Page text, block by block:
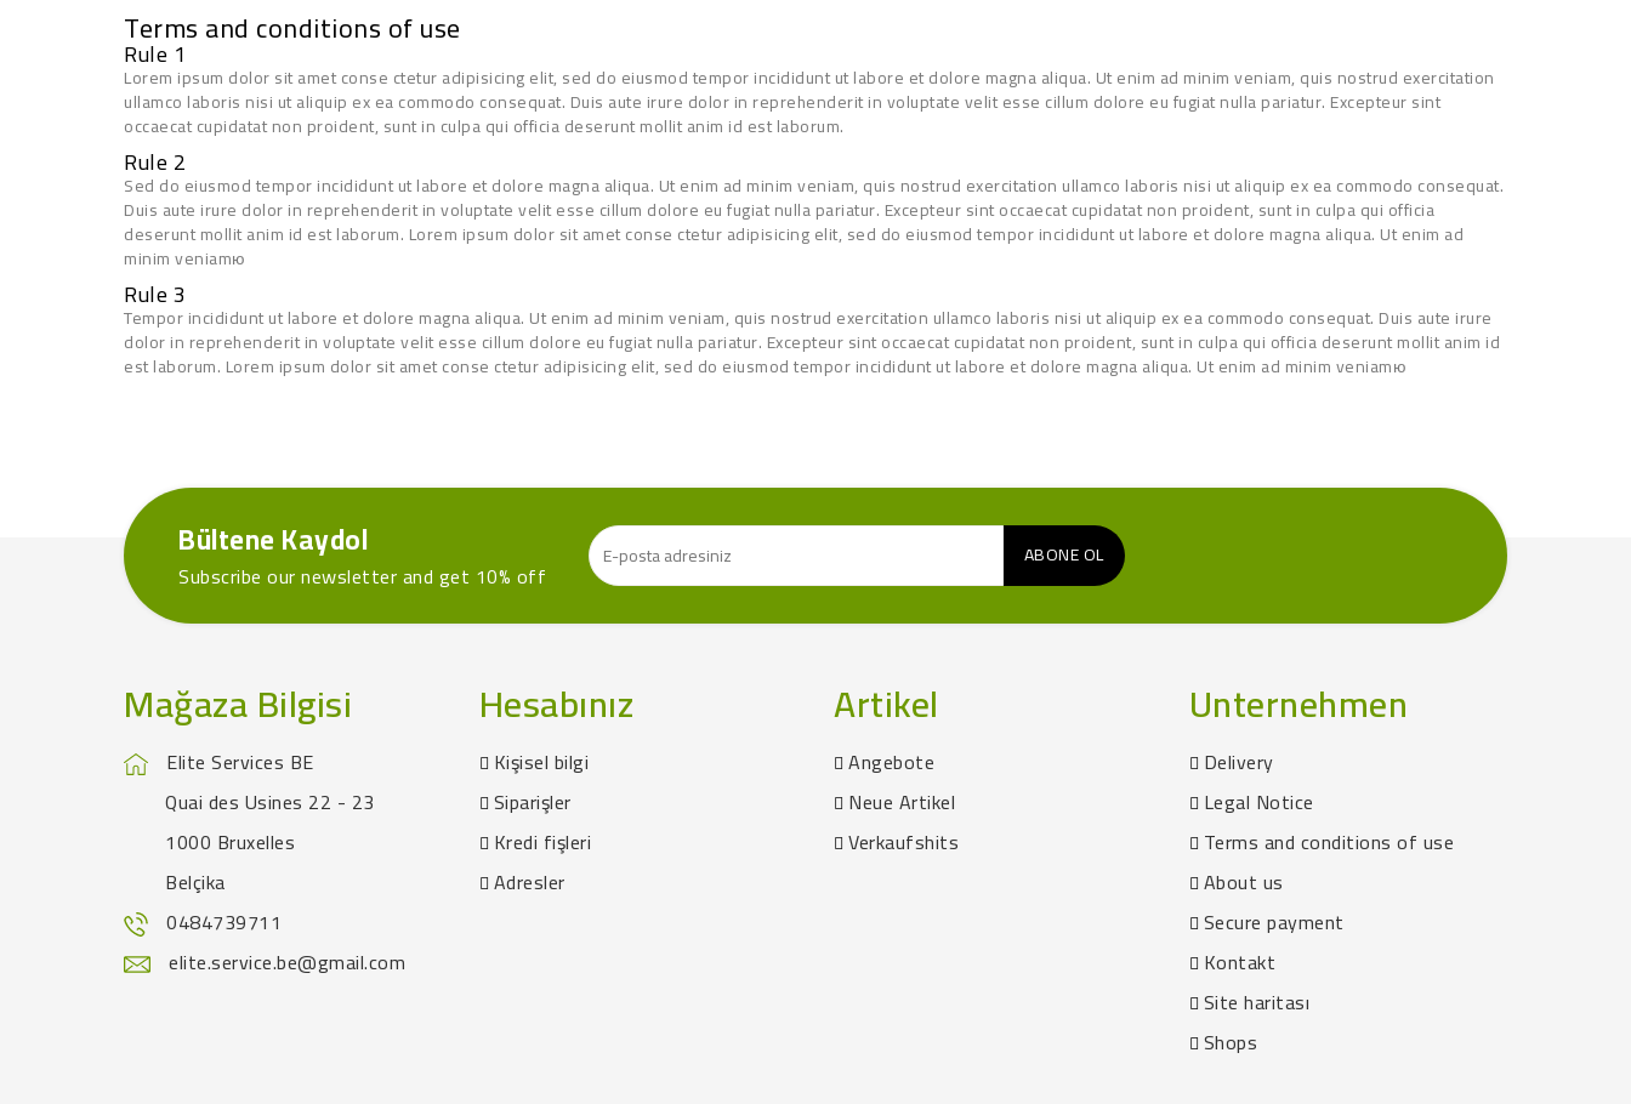
Terms and conditions of use
Rule 1
Lorem ipsum dolor sit amet conse ctetur adipisicing elit, sed do eiusmod tempor incididunt ut labore et dolore magna aliqua. Ut enim ad minim veniam, quis nostrud exercitation
ullamco laboris nisi ut aliquip ex ea commodo consequat. Duis aute irure dolor in reprehenderit in voluptate velit esse cillum dolore eu fugiat nulla pariatur. Excepteur sint
occaecat cupidatat non proident, sunt in culpa qui officia deserunt mollit anim id est laborum.
Rule 2
Sed do eiusmod tempor incididunt ut labore et dolore magna aliqua. Ut enim ad minim veniam, quis nostrud exercitation ullamco laboris nisi ut aliquip ex ea commodo consequat.
Duis aute irure dolor in reprehenderit in voluptate velit esse cillum dolore eu fugiat nulla pariatur. Excepteur sint occaecat cupidatat non proident, sunt in culpa qui officia
deserunt mollit anim id est laborum. Lorem ipsum dolor sit amet conse ctetur adipisicing elit, sed do eiusmod tempor incididunt ut labore et dolore magna aliqua. Ut enim ad
minim veniamю
Rule 3
Tempor incididunt ut labore et dolore magna aliqua. Ut enim ad minim veniam, quis nostrud exercitation ullamco laboris nisi ut aliquip ex ea commodo consequat. Duis aute irure
dolor in reprehenderit in voluptate velit esse cillum dolore eu fugiat nulla pariatur. Excepteur sint occaecat cupidatat non proident, sunt in culpa qui officia deserunt mollit anim id
est laborum. Lorem ipsum dolor sit amet conse ctetur adipisicing elit, sed do eiusmod tempor incididunt ut labore et dolore magna aliqua. Ut enim ad minim veniamю
Bültene Kaydol
Subscribe our newsletter and get 10% off
Mağaza Bilgisi
Elite Services BE
Quai des Usines 22 - 23
1000 Bruxelles
Belçika
0484739711
elite.service.be@gmail.com
Hesabınız
Kişisel bilgi
Siparişler
Kredi fişleri
Adresler
Artikel
Angebote
Neue Artikel
Verkaufshits
Unternehmen
Delivery
Legal Notice
Terms and conditions of use
About us
Secure payment
Kontakt
Site haritası
Shops